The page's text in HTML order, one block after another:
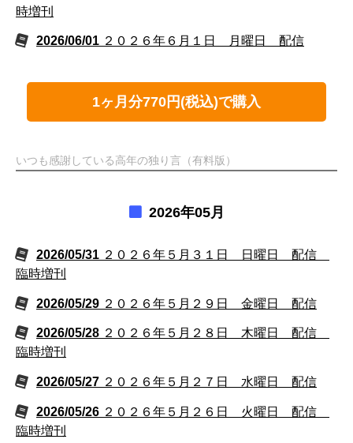
時増刊
2026/06/01 ２０２６年６月１日 月曜日 配信
1ヶ月分770円(税込)で購入
いつも感謝している高年の独り言（有料版）
2026年05月
2026/05/31 ２０２６年５月３１日 日曜日 配信
臨時増刊
2026/05/29 ２０２６年５月２９日 金曜日 配信
2026/05/28 ２０２６年５月２８日 木曜日 配信
臨時増刊
2026/05/27 ２０２６年５月２７日 水曜日 配信
2026/05/26 ２０２６年５月２６日 火曜日 配信
臨時増刊